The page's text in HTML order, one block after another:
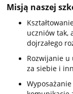
Misją naszej
uczniów tak,
dojrzałego
Rozwijanie u
za siebie i